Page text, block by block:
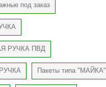
под заказ
РУЧКА ПВД
Пакеты типа "МАЙКА"